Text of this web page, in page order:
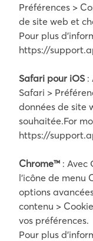
Préférences >
de site web et
Pour plus
https://
Safari pour iOS :
Safari >
données de site
souhaitée.For
https://
Chrome™ : Avec
l’icône de menu
options
contenu >
vos préférences.
Pour plus